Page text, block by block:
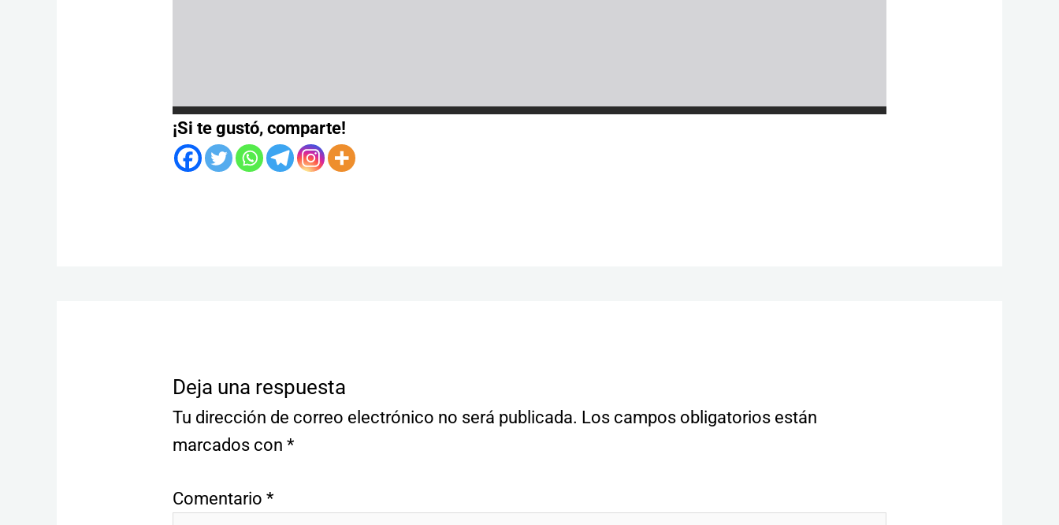
¡Si te gustó, comparte!
Deja una respuesta
Tu dirección de correo electrónico no será publicada. Los campos obligatorios están
marcados con *
Comentario *